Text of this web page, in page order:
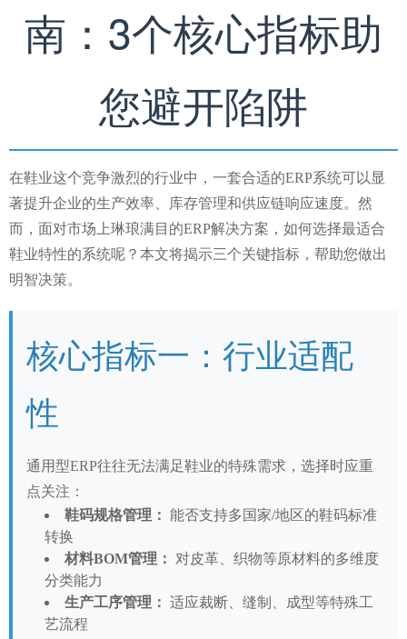
南：3个核心指标助
您避开陷阱
在鞋业这个竞争激烈的行业中，一套合适的ERP系统可以显
著提升企业的生产效率、库存管理和供应链响应速度。然
而，面对市场上琳琅满目的ERP解决方案，如何选择最适合
鞋业特性的系统呢？本文将揭示三个关键指标，帮助您做出
明智决策。
核心指标一：行业适配
性
通用型ERP往往无法满足鞋业的特殊需求，选择时应重
点关注：
鞋码规格管理： 能否支持多国家/地区的鞋码标准
转换
材料BOM管理：
对皮革、织物等原材料的多维度
分类能力
生产工序管理： 适应裁断、缝制、成型等特殊工
艺流程